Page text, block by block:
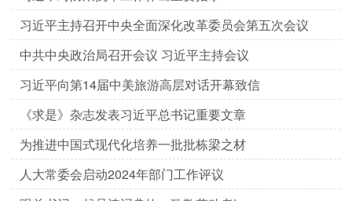
习近平主持召开中央全面深化改革委员会第五次会议
中共中央政治局召开会议 习近平主持会议
习近平向第14届中美旅游高层对话开幕致信
《求是》杂志发表习近平总书记重要文章
为推进中国式现代化培养一批批栋梁之材
人大常委会启动2024年部门工作评议